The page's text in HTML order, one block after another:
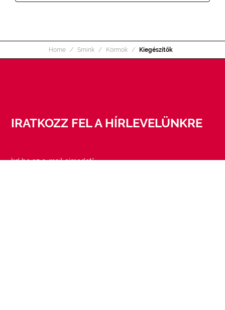
Home Smink Körmök Kiegészítők
IRATKOZZ FEL A HÍRLEVELÜNKRE